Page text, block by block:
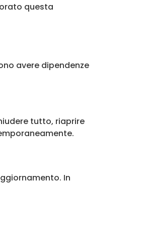
questa
avere dipendenze
tutto, riaprire
In